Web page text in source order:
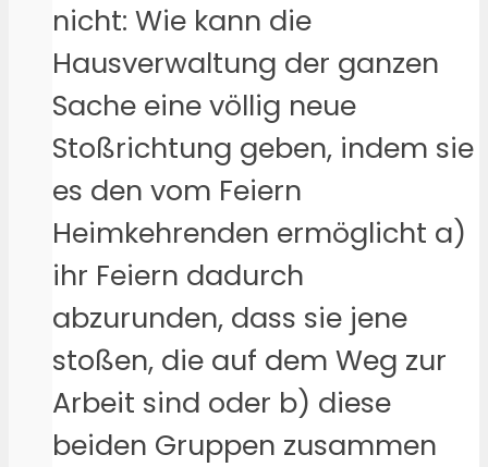
nicht: Wie kann die
Hausverwaltung der ganzen
Sache eine völlig neue
Stoßrichtung geben, indem sie
es den vom Feiern
Heimkehrenden ermöglicht a)
ihr Feiern dadurch
abzurunden, dass sie jene
stoßen, die auf dem Weg zur
Arbeit sind oder b) diese
beiden Gruppen zusammen